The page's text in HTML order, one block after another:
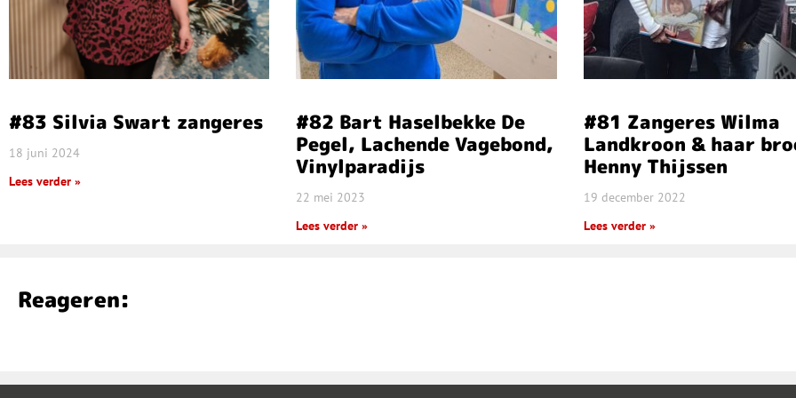
#83 Silvia Swart zangeres
18 juni 2024
Lees verder »
#82 Bart Haselbekke De
Pegel, Lachende Vagebond,
Vinylparadijs
22 mei 2023
Lees verder »
#81 Zangeres Wilma
Landkroon & haar
Henny Thijssen
19 december 2022
Lees verder »
Reageren: